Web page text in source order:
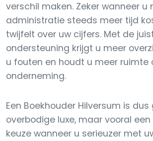
verschil maken. Zeker wanneer u
administratie steeds meer tijd
twijfelt over uw cijfers. Met de
ondersteuning krijgt u meer
u fouten en houdt u meer ruimte
onderneming.
Een Boekhouder Hilversum is dus
overbodige luxe, maar vooral
keuze wanneer u serieuzer met